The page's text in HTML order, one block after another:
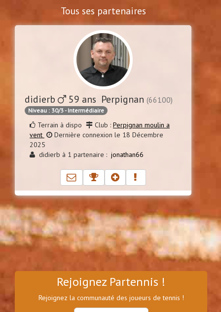
Tous ses partenaires
didierb 59 ans Perpignan (66100)
Niveau : 30/3 - Intermédiaire
Terrain à dispo Club : Perpignan moulin a
vent
Dernière connexion le 18 Décembre
2025
didierb à 1 partenaire : jonathan66
Rejoignez Partennis !
Rejoignez la communauté des joueurs de tennis !